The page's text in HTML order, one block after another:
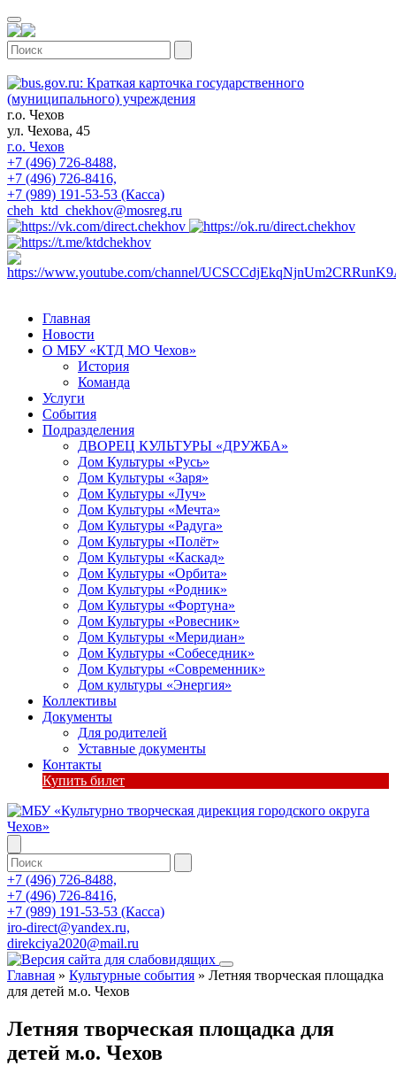
г.о. Чехов
ул. Чехова, 45
г.о. Чехов
+7 (496) 726-8488,
+7 (496) 726-8416,
+7 (989) 191-53-53 (Касса)
cheh_ktd_chekhov@mosreg.ru
Главная
Новости
О МБУ «КТД МО Чехов»
История
Команда
Услуги
События
Подразделения
ДВОРЕЦ КУЛЬТУРЫ «ДРУЖБА»
Дом Культуры «Русь»
Дом Культуры «Заря»
Дом Культуры «Луч»
Дом Культуры «Мечта»
Дом Культуры «Радуга»
Дом Культуры «Полёт»
Дом Культуры «Каскад»
Дом Культуры «Орбита»
Дом Культуры «Родник»
Дом Культуры «Фортуна»
Дом Культуры «Ровесник»
Дом Культуры «Меридиан»
Дом Культуры «Собеседник»
Дом Культуры «Современник»
Дом культуры «Энергия»
Коллективы
Документы
Для родителей
Уставные документы
Контакты
Купить билет
+7 (496) 726-8488,
+7 (496) 726-8416,
+7 (989) 191-53-53 (Касса)
iro-direct@yandex.ru,
direkciya2020@mail.ru
Главная » Культурные события » Летняя творческая площадка
для детей м.о. Чехов
Летняя творческая площадка для
детей м.о. Чехов